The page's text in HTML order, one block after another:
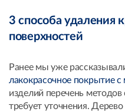
3 способа удаления
поверхностей
Ранее мы уже
лакокрасочное покрытие с
изделий перечень
требует уточнения.